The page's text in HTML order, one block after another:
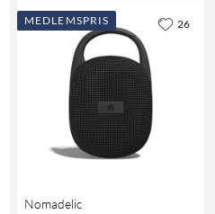
MEDLEMSPRIS
Nomadelic
26